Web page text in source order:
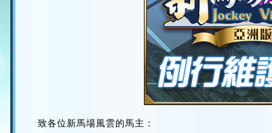
致各位新馬場風雲的馬主：